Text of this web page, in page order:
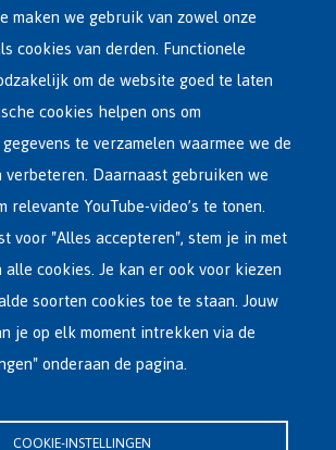
Brussel
maken we gebruik van zowel onze
cookies van derden. Functionele
om de website goed te laten
cookies helpen ons om
te verzamelen waarmee we de
Daarnaast gebruiken we
relevante YouTube-video’s te tonen.
voor "Alles accepteren", stem je in met
cookies. Je kan er ook voor kiezen
soorten cookies toe te staan. Jouw
je op elk moment intrekken via de
onderaan de pagina.
COOKIE-INSTELLINGEN